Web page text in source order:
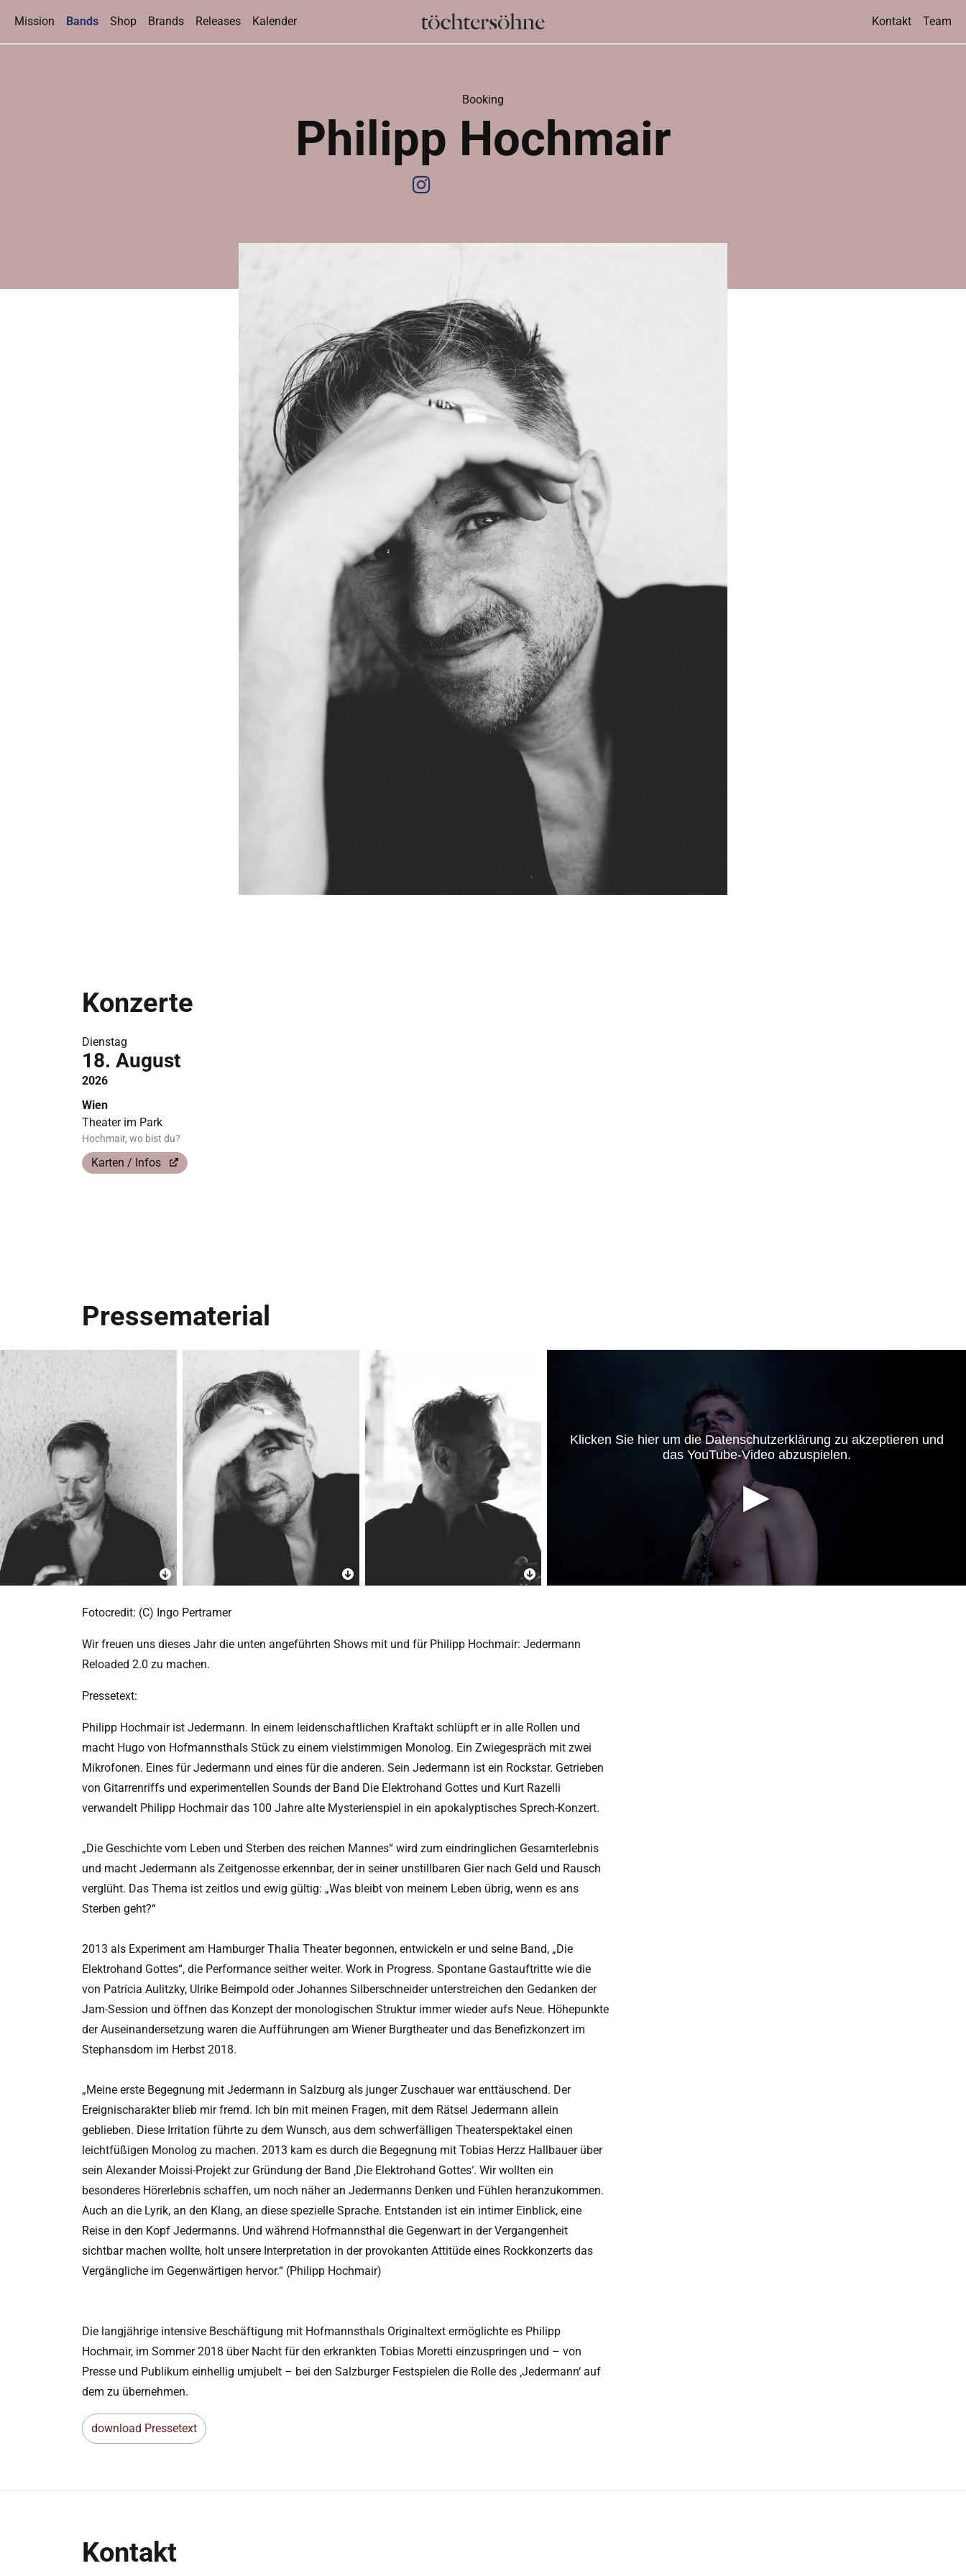
Mission Bands(current)
Shop Brands Releases Kalender Kontakt Team
Booking
Philipp Hochmair
Instagram
Konzerte
Dienstag
18. August
2026
Wien
Theater im Park
Hochmair, wo bist du?
Karten / Infos
Pressematerial
Fotocredit: (C) Ingo Pertramer
Wir freuen uns dieses Jahr die unten angeführten Shows mit und für Philipp Hochmair: Jedermann
Reloaded 2.0 zu machen.
Pressetext:
Philipp Hochmair ist Jedermann. In einem leidenschaftlichen Kraftakt schlüpft er in alle Rollen und
macht Hugo von Hofmannsthals Stück zu einem vielstimmigen Monolog. Ein Zwiegespräch mit zwei
Mikrofonen. Eines für Jedermann und eines für die anderen. Sein Jedermann ist ein Rockstar. Getrieben
von Gitarrenriffs und experimentellen Sounds der Band Die Elektrohand Gottes und Kurt Razelli
verwandelt Philipp Hochmair das 100 Jahre alte Mysterienspiel in ein apokalyptisches Sprech-Konzert.
„Die Geschichte vom Leben und Sterben des reichen Mannes“ wird zum eindringlichen Gesamterlebnis
und macht Jedermann als Zeitgenosse erkennbar, der in seiner unstillbaren Gier nach Geld und Rausch
verglüht. Das Thema ist zeitlos und ewig gültig: „Was bleibt von meinem Leben übrig, wenn es ans
Sterben geht?“
2013 als Experiment am Hamburger Thalia Theater begonnen, entwickeln er und seine Band, „Die
Elektrohand Gottes“, die Performance seither weiter. Work in Progress. Spontane Gastauftritte wie die
von Patricia Aulitzky, Ulrike Beimpold oder Johannes Silberschneider unterstreichen den Gedanken der
Jam-Session und öffnen das Konzept der monologischen Struktur immer wieder aufs Neue. Höhepunkte
der Auseinandersetzung waren die Aufführungen am Wiener Burgtheater und das Benefizkonzert im
Stephansdom im Herbst 2018.
„Meine erste Begegnung mit Jedermann in Salzburg als junger Zuschauer war enttäuschend. Der
Ereignischarakter blieb mir fremd. Ich bin mit meinen Fragen, mit dem Rätsel Jedermann allein
geblieben. Diese Irritation führte zu dem Wunsch, aus dem schwerfälligen Theaterspektakel einen
leichtfüßigen Monolog zu machen. 2013 kam es durch die Begegnung mit Tobias Herzz Hallbauer über
sein Alexander Moissi-Projekt zur Gründung der Band ‚Die Elektrohand Gottes‘. Wir wollten ein
besonderes Hörerlebnis schaffen, um noch näher an Jedermanns Denken und Fühlen heranzukommen.
Auch an die Lyrik, an den Klang, an diese spezielle Sprache. Entstanden ist ein intimer Einblick, eine
Reise in den Kopf Jedermanns. Und während Hofmannsthal die Gegenwart in der Vergangenheit
sichtbar machen wollte, holt unsere Interpretation in der provokanten Attitüde eines Rockkonzerts das
Vergängliche im Gegenwärtigen hervor.“ (Philipp Hochmair)
Die langjährige intensive Beschäftigung mit Hofmannsthals Originaltext ermöglichte es Philipp
Hochmair, im Sommer 2018 über Nacht für den erkrankten Tobias Moretti einzuspringen und – von
Presse und Publikum einhellig umjubelt – bei den Salzburger Festspielen die Rolle des ‚Jedermann‘ auf
dem zu übernehmen.
download Pressetext
Kontakt